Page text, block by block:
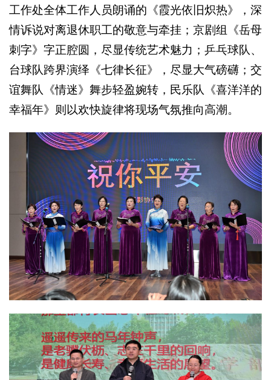
工作处全体工作人员朗诵的《霞光依旧炽热》，深
情诉说对离退休职工的敬意与牵挂；京剧组《岳母
刺字》字正腔圆，尽显传统艺术魅力；乒乓球队、
台球队跨界演绎《七律长征》，尽显大气磅礴；交
谊舞队《情迷》舞步轻盈婉转，民乐队《喜洋洋的
幸福年》则以欢快旋律将现场气氛推向高潮。